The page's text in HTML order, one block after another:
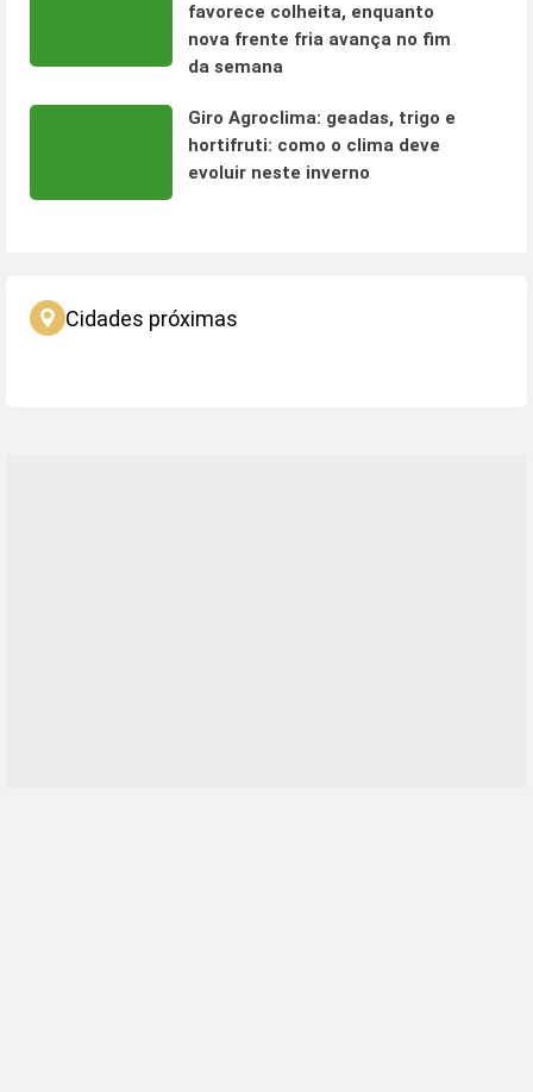
favorece colheita, enquanto
nova frente fria avança no fim
da semana
Giro Agroclima: geadas, trigo e
hortifruti: como o clima deve
evoluir neste inverno
Cidades próximas